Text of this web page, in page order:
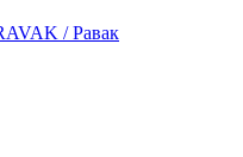
/ Равак